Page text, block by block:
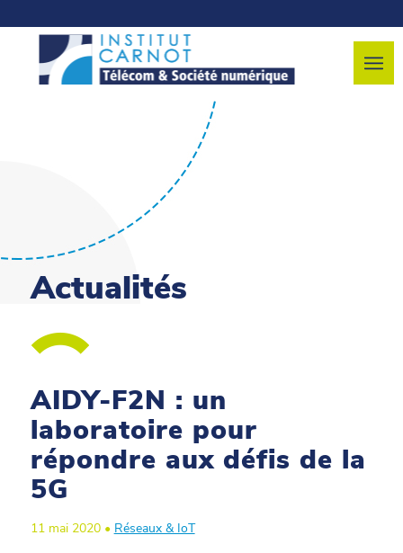
Actualités
AIDY-F2N : un
laboratoire pour
répondre aux défis de la
5G
11 mai 2020 • Réseaux & IoT